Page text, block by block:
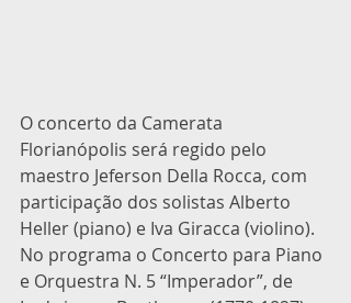
O concerto da Camerata
Florianópolis será regido pelo
maestro Jeferson Della Rocca, com
participação dos solistas Alberto
Heller (piano) e Iva Giracca (violino).
No programa o Concerto para Piano
e Orquestra N. 5 “Imperador”, de